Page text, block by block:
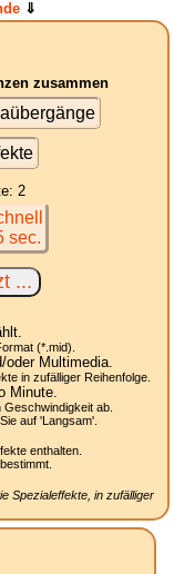
⇓
zusammen
2
sec.
(*.mid).
Multimedia.
in zufälliger Reihenfolge.
Minute.
ab.
auf 'Langsam'.
enthalten.
Spezialeffekte, in zufälliger